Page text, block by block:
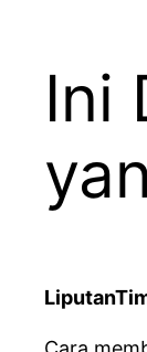
Ini